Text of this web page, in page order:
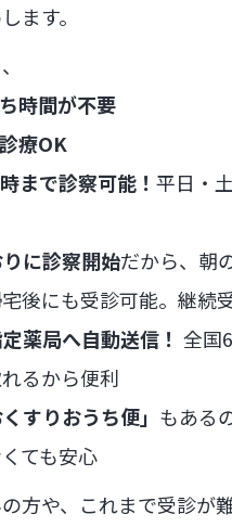
ます。
時間が不要
療OK
まで診察可能！ 平日・
に診察開始だから、朝
後にも受診可能。継続
薬局へ自動送信！ 全国
るから便利
すりおうち便」 もある
ても安心
方や、これまで受診が